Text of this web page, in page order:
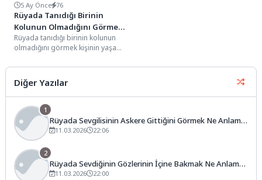
5 Ay Önce 76
Rüyada Tanıdığı Birinin
Kolunun Olmadığını Görmek
Ne Anlama Gelir?
Rüyada tanıdığı birinin kolunun
olmadığını görmek kişinin yaşam
sosyal destek mekanizmalarının,
o...
Diğer Yazılar
1
Rüyada Sevgilisinin Askere Gittiğini Görmek Ne Anlama
Gelir?
11.03.2026 22:06
2
Rüyada Sevdiğinin Gözlerinin İçine Bakmak Ne Anlama
Gelir?
11.03.2026 22:00